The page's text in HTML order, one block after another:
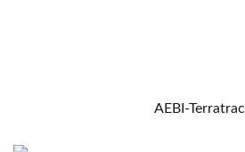
AEBI-Terratrac